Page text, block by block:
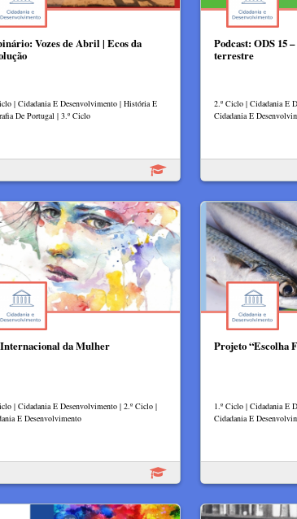
Vozes de Abril | Ecos da
| Cidadania E Desenvolvimento | História E
De Portugal | 3.º Ciclo
Podcast: ODS 15
terrestre
2.º Ciclo | Cidadania E
Cidadania E
da Mulher
| Cidadania E Desenvolvimento | 2.º Ciclo |
E Desenvolvimento
Projeto “Escolha
1.º Ciclo | Cidadania E
Cidadania E